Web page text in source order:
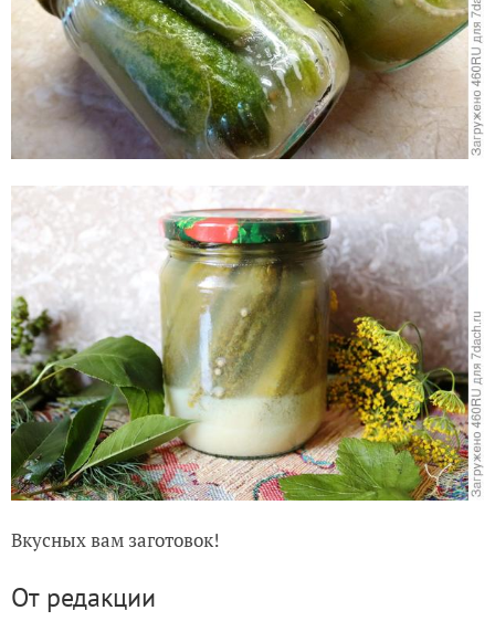
Вкусных вам заготовок!
От редакции